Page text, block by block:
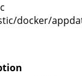
docker/